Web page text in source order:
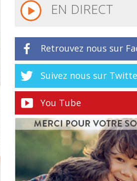
EN DIRECT
Retrouvez nous sur
Suivez nous sur
You Tube